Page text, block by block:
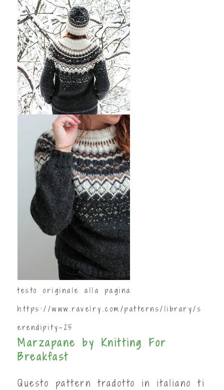
testo originale alla pagina
https://www.ravelry.com/patterns/library/s
erendipity-25
Marzapane by Knitting For
Breakfast
Questo pattern tradotto in italiano ti